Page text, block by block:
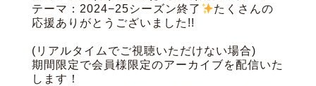
テーマ：2024−25シーズン終了
たくさんの
応援ありがとうございました!!
(リアルタイムでご視聴いただけない場合)
期間限定で会員様限定のアーカイブを配信いた
します！